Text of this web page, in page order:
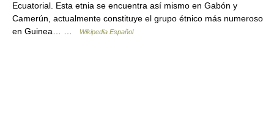
Ecuatorial. Esta etnia se encuentra así mismo en Gabón y
Camerún, actualmente constituye el grupo étnico más numeroso
en Guinea… …
Wikipedia Español